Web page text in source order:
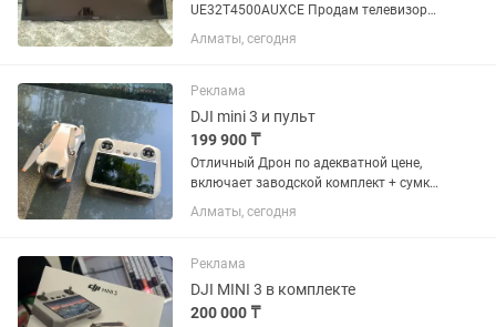
UE32T4500AUXCE Продам телевизор
Samsung Smart TV 32 дюйма. Работает
отлично, без технических
спальни, кухни, детской комнаты или
небольшой...
Алматы, сегодня
Реклама
DJI mini 3 и пульт
199 900 ₸
Отличный Дрон по адекватной цене,
включает заводской комплект + сумку
и флеш память (для фото и видео
записей). Всего около 5-10 полетов,
Алматы, сегодня
Реклама
DJI MINI 3 в комплекте
200 000 ₸